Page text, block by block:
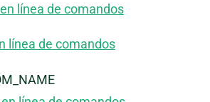
línea de comandos
línea de comandos